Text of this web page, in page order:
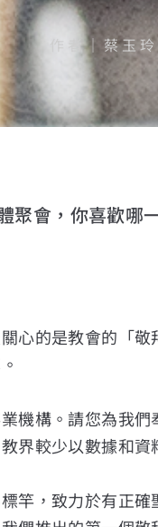
作者｜蔡玉
聚會，你喜歡哪
心的是教會的「
機構。請您為我
界較少以數據和資
竿，致力於有正